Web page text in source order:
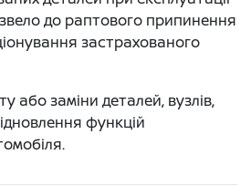
до раптового припинення
застрахованого
або заміни деталей, вузлів,
функцій